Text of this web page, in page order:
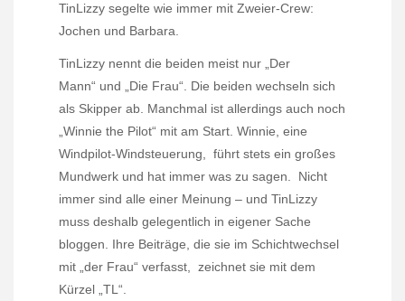
TinLizzy segelte wie immer mit Zweier-Crew:
Jochen und Barbara.
TinLizzy nennt die beiden meist nur „Der
Mann“ und „Die Frau“. Die beiden wechseln sich
als Skipper ab. Manchmal ist allerdings auch noch
„Winnie the Pilot“ mit am Start. Winnie, eine
Windpilot-Windsteuerung, führt stets ein großes
Mundwerk und hat immer was zu sagen. Nicht
immer sind alle einer Meinung – und TinLizzy
muss deshalb gelegentlich in eigener Sache
bloggen. Ihre Beiträge, die sie im Schichtwechsel
mit „der Frau“ verfasst, zeichnet sie mit dem
Kürzel „TL“.